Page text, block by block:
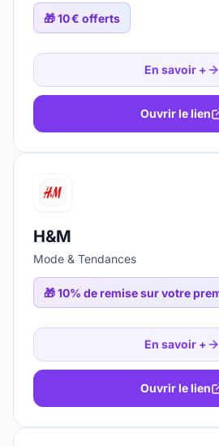
🎁10 € offerts
En savoir +
Ouvrir le lien
H&M
Mode & Tendances
🎁10% de remise sur votre
En savoir +
Ouvrir le lien